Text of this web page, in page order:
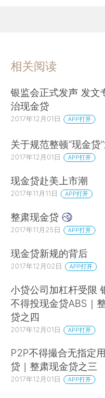
相关阅读
银监会正式发声 发文
治现金贷
2017年12月01日 APP打开
关于规范整顿“现金贷
2017年12月01日 APP打开
现金贷赴美上市潮
2017年11月11日 APP打开
整肃现金贷
2017年11月25日 APP打开
现金贷新规的背后
2017年12月02日 APP打开
小贷公司加杠杆受限
不得投现金贷ABS｜
贷之四
2017年12月01日 APP打开
P2P不得撮合无指定
贷｜整肃现金贷之三
2017年12月01日 APP打开